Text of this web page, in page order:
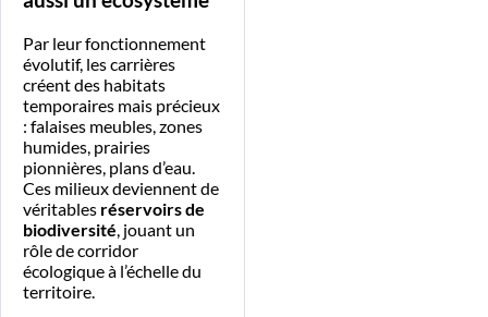
Par leur fonctionnement
évolutif, les carrières
créent des habitats
temporaires mais précieux
: falaises meubles, zones
humides, prairies
pionnières, plans d’eau.
Ces milieux deviennent de
véritables réservoirs de
biodiversité , jouant un
rôle de corridor
écologique à l’échelle du
territoire.